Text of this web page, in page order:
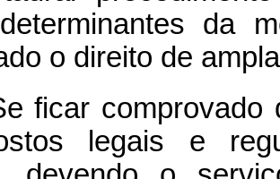
da
o direito de
ficar
legais e